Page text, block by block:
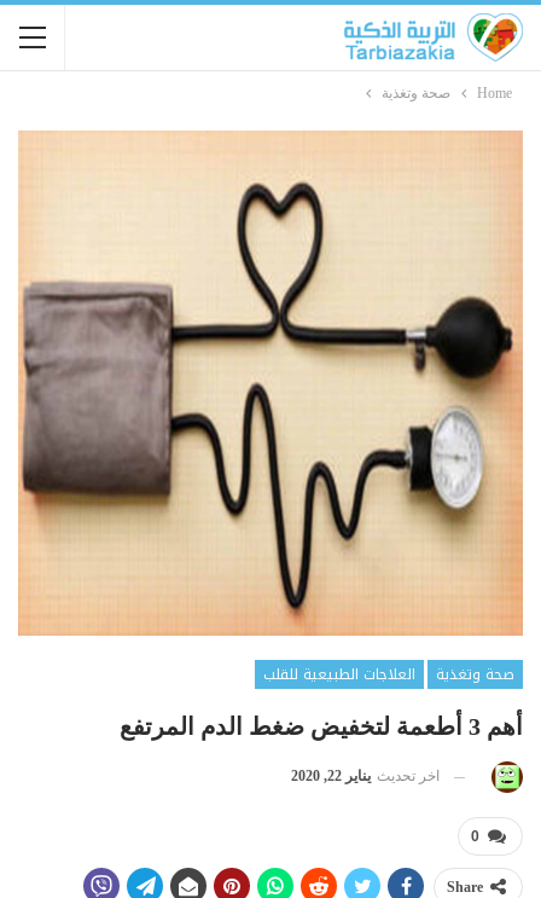
Home صحة وتغذية
صحة وتغذية
العلاجات الطبيعية للقلب
أهم 3 أطعمة لتخفيض ضغط الدم المرتفع
اخر تحديث يناير 22, 2020
0
Share